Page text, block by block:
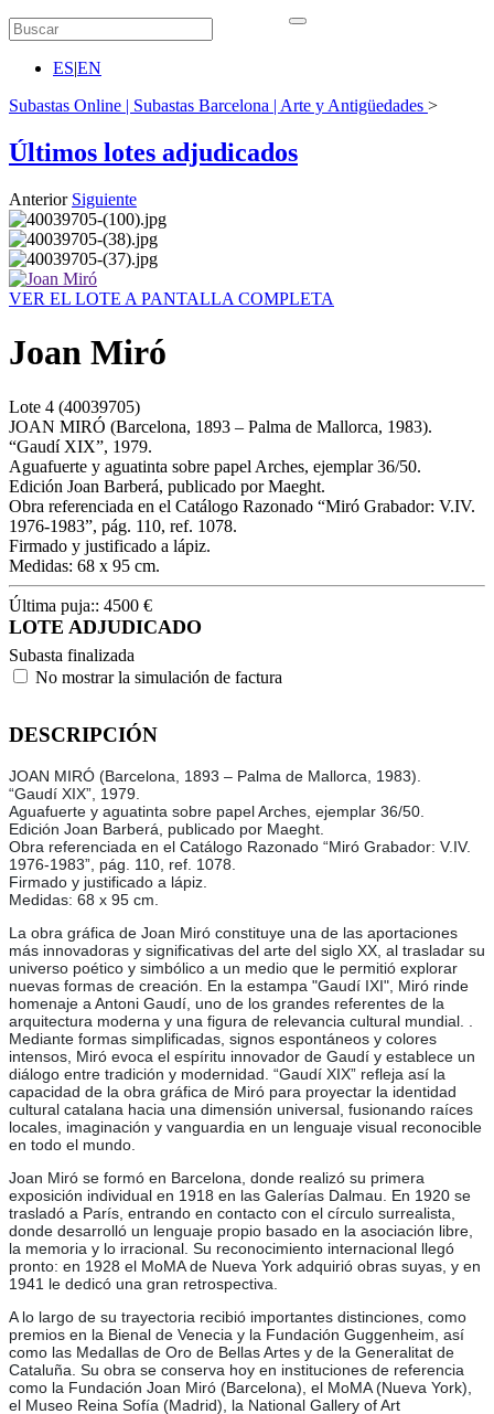
ES|EN
Subastas Online | Subastas Barcelona | Arte y Antigüedades >
Últimos lotes adjudicados
Anterior Siguiente
VER EL LOTE A PANTALLA COMPLETA
Joan Miró
Lote 4 (40039705)
JOAN MIRÓ (Barcelona, 1893 – Palma de Mallorca, 1983).
“Gaudí XIX”, 1979.
Aguafuerte y aguatinta sobre papel Arches, ejemplar 36/50.
Edición Joan Barberá, publicado por Maeght.
Obra referenciada en el Catálogo Razonado “Miró Grabador: V.IV.
1976-1983”, pág. 110, ref. 1078.
Firmado y justificado a lápiz.
Medidas: 68 x 95 cm.
Última puja:: 4500 €
LOTE ADJUDICADO
Subasta finalizada
No mostrar la simulación de factura
DESCRIPCIÓN
JOAN MIRÓ (Barcelona, 1893 – Palma de Mallorca, 1983).
“Gaudí XIX”, 1979.
Aguafuerte y aguatinta sobre papel Arches, ejemplar 36/50.
Edición Joan Barberá, publicado por Maeght.
Obra referenciada en el Catálogo Razonado “Miró Grabador: V.IV.
1976-1983”, pág. 110, ref. 1078.
Firmado y justificado a lápiz.
Medidas: 68 x 95 cm.
La obra gráfica de Joan Miró constituye una de las aportaciones
más innovadoras y significativas del arte del siglo XX, al trasladar su
universo poético y simbólico a un medio que le permitió explorar
nuevas formas de creación. En la estampa "Gaudí IXI", Miró rinde
homenaje a Antoni Gaudí, uno de los grandes referentes de la
arquitectura moderna y una figura de relevancia cultural mundial. .
Mediante formas simplificadas, signos espontáneos y colores
intensos, Miró evoca el espíritu innovador de Gaudí y establece un
diálogo entre tradición y modernidad. “Gaudí XIX” refleja así la
capacidad de la obra gráfica de Miró para proyectar la identidad
cultural catalana hacia una dimensión universal, fusionando raíces
locales, imaginación y vanguardia en un lenguaje visual reconocible
en todo el mundo.
Joan Miró se formó en Barcelona, donde realizó su primera
exposición individual en 1918 en las Galerías Dalmau. En 1920 se
trasladó a París, entrando en contacto con el círculo surrealista,
donde desarrolló un lenguaje propio basado en la asociación libre,
la memoria y lo irracional. Su reconocimiento internacional llegó
pronto: en 1928 el MoMA de Nueva York adquirió obras suyas, y en
1941 le dedicó una gran retrospectiva.
A lo largo de su trayectoria recibió importantes distinciones, como
premios en la Bienal de Venecia y la Fundación Guggenheim, así
como las Medallas de Oro de Bellas Artes y de la Generalitat de
Cataluña. Su obra se conserva hoy en instituciones de referencia
como la Fundación Joan Miró (Barcelona), el MoMA (Nueva York),
el Museo Reina Sofía (Madrid), la National Gallery of Art